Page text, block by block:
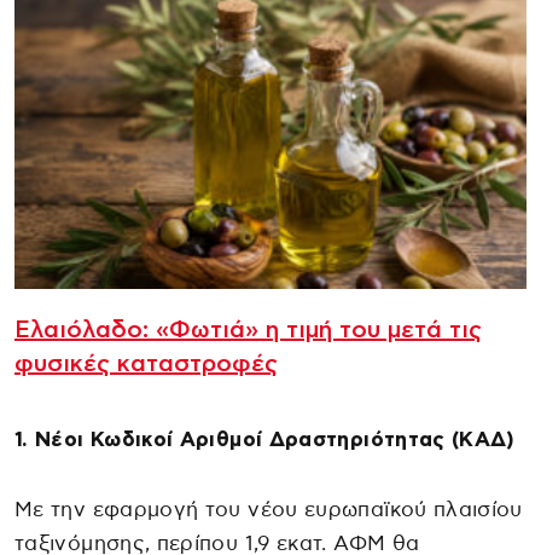
Ελαιόλαδο: «Φωτιά» η τιμή του μετά τις
φυσικές καταστροφές
1. Νέοι Κωδικοί Αριθμοί Δραστηριότητας (ΚΑΔ)
Με την εφαρμογή του νέου ευρωπαϊκού πλαισίου
ταξινόμησης, περίπου 1,9 εκατ. ΑΦΜ θα